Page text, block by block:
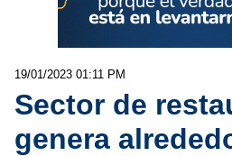
19/01/2023 01:11 PM
Sector de
genera